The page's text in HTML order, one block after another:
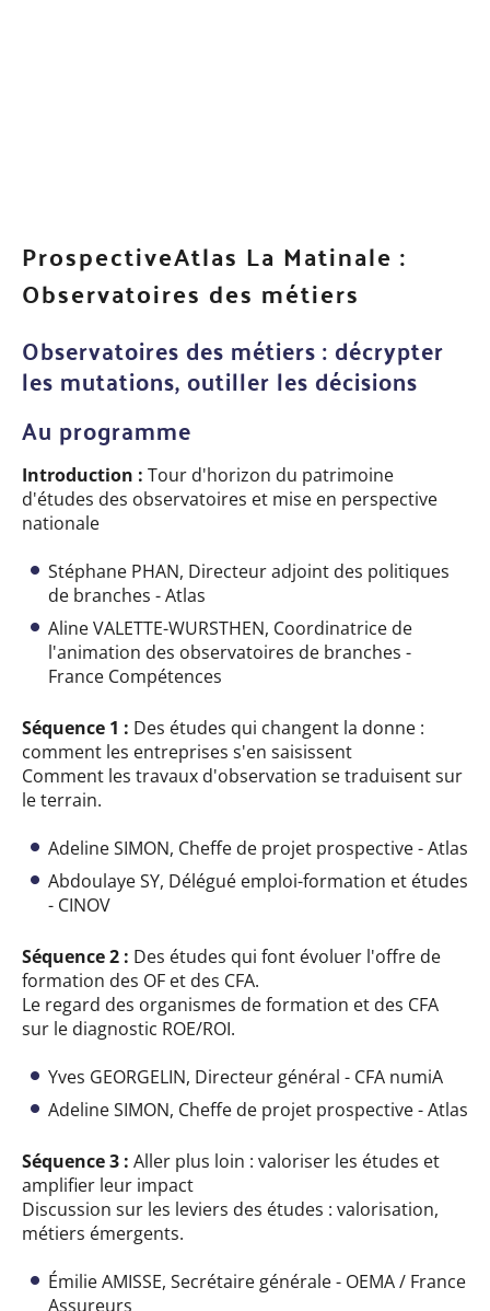
ProspectiveAtlas La Matinale :
Observatoires des métiers
Observatoires des métiers : décrypter
les mutations, outiller les décisions
Au programme
Introduction : Tour d'horizon du patrimoine
d'études des observatoires et mise en perspective
nationale
Stéphane PHAN, Directeur adjoint des politiques
de branches - Atlas
Aline VALETTE-WURSTHEN, Coordinatrice de
l'animation des observatoires de branches -
France Compétences
Séquence 1 : Des études qui changent la donne :
comment les entreprises s'en saisissent
Comment les travaux d'observation se traduisent sur
le terrain.
Adeline SIMON, Cheffe de projet prospective - Atlas
Abdoulaye SY, Délégué emploi-formation et études
- CINOV
Séquence 2 : Des études qui font évoluer l'offre de
formation des OF et des CFA.
Le regard des organismes de formation et des CFA
sur le diagnostic ROE/ROI.
Yves GEORGELIN, Directeur général - CFA numiA
Adeline SIMON, Cheffe de projet prospective - Atlas
Séquence 3 : Aller plus loin : valoriser les études et
amplifier leur impact
Discussion sur les leviers des études : valorisation,
métiers émergents.
Émilie AMISSE, Secrétaire générale - OEMA / France
Assureurs